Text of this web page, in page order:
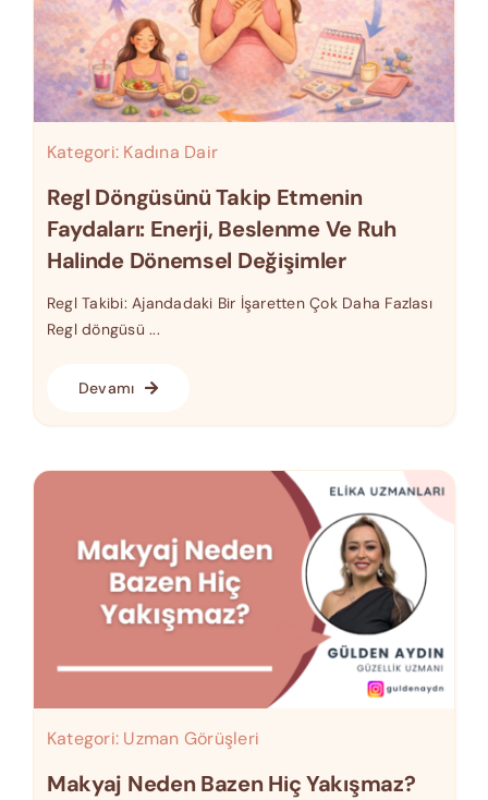
Kategori: Kadına Dair
Regl Döngüsünü Takip Etmenin
Faydaları: Enerji, Beslenme Ve Ruh
Halinde Dönemsel Değişimler
Regl Takibi: Ajandadaki Bir İşaretten Çok Daha Fazlası
Regl döngüsü ...
Devamı
Kategori: Uzman Görüşleri
Makyaj Neden Bazen Hiç Yakışmaz?